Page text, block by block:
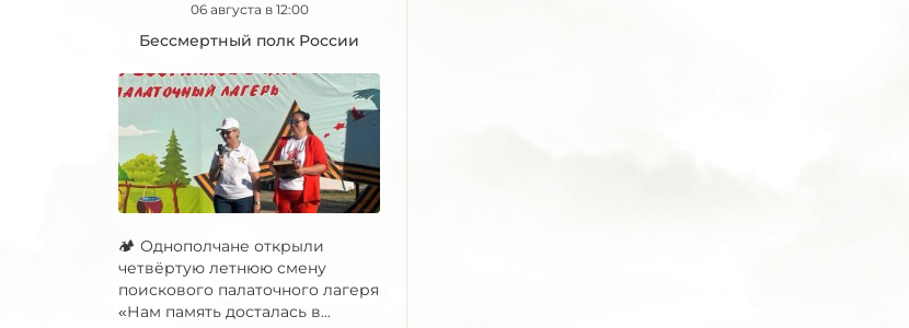
06 августа в 12:00
Бессмертный полк России
🏕 Однополчане открыли
четвёртую летнюю смену
поискового палаточного лагеря
«Нам память досталась в...